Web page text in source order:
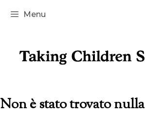
Vai
Menu
Non è stato trovato nulla